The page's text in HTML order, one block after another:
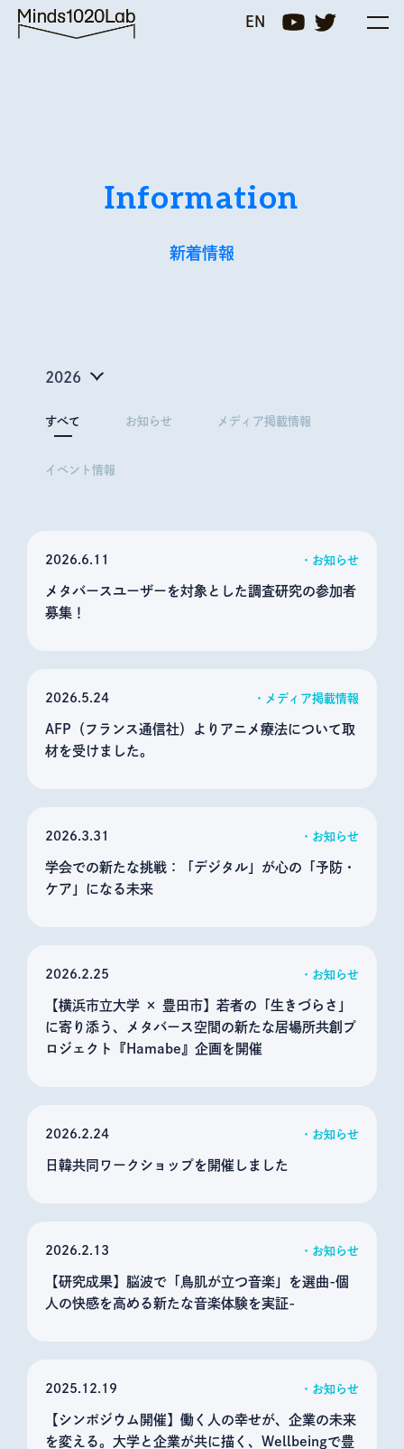
Minds1020Lab｜
EN
Information
新着情報
すべて お知らせ メディア掲載情報
イベント情報
2026 6.11 お知らせ
メタバースユーザーを対象とした調査研究の参加者
募集！
2026 5.24 メディア掲載情報
AFP（フランス通信社）よりアニメ療法について取
材を受けました。
2026 3.31 お知らせ
学会での新たな挑戦：「デジタル」が心の「予防・
ケア」になる未来
2026 2.25 お知らせ
【横浜市立大学 × 豊田市】若者の「生きづらさ」
に寄り添う、メタバース空間の新たな居場所共創プ
ロジェクト『Hamabe』企画を開催
2026 2.24 お知らせ
日韓共同ワークショップを開催しました
2026 2.13 お知らせ
【研究成果】脳波で「鳥肌が立つ音楽」を選曲-個
人の快感を高める新たな音楽体験を実証-
2025 12.19 お知らせ
【シンポジウム開催】働く人の幸せが、企業の未来
を変える。大学と企業が共に描く、Wellbeingで豊